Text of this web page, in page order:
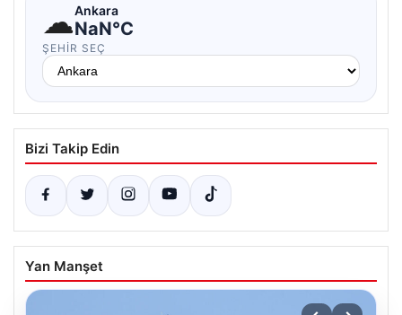
☁Ankara
NaN°C
ŞEHIR SEÇ
Bizi Takip Edin
Yan Manşet